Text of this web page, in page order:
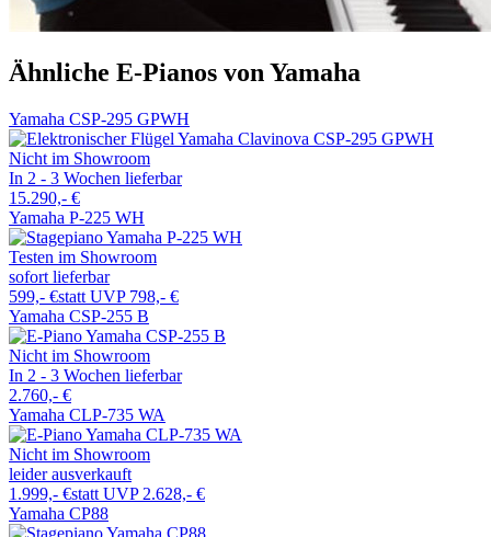
Ähnliche E-Pianos von Yamaha
Yamaha CSP-295 GPWH
Nicht im Showroom
In 2 - 3 Wochen lieferbar
15.290,- €
Yamaha P-225 WH
Testen im Showroom
sofort lieferbar
599,- €statt UVP 798,- €
Yamaha CSP-255 B
Nicht im Showroom
In 2 - 3 Wochen lieferbar
2.760,- €
Yamaha CLP-735 WA
Nicht im Showroom
leider ausverkauft
1.999,- €statt UVP 2.628,- €
Yamaha CP88